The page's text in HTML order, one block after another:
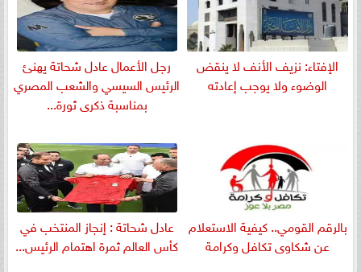
الإفتاء: نزيف الأنف لا ينقض
الوضوء ولا يوجب إعادته
رجل الأعمال عادل شحاتة يهنئ
الرئيس السيسي والشعب المصري
بمناسبة ذكرى ثورة...
بالرقم القومي.. كيفية الاستعلام
عن شكاوى تكافل وكرامة
عادل شحاتة : إنجاز المنتخب في
كأس العالم ثمرة اهتمام الرئيس...